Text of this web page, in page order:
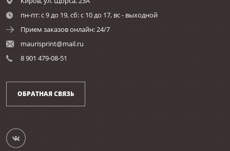
пн-пт: с 9 до 19, сб: с 10 до 17, вс - выходной
Прием заказов онлайн: 24/7
maurisprint@mail.ru
8 901 479-08-51
ОБРАТНАЯ СВЯЗЬ